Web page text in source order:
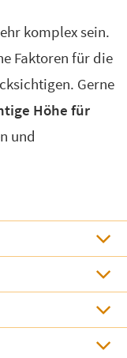
komplex sein.
Faktoren für die
Gerne
Höhe für
und